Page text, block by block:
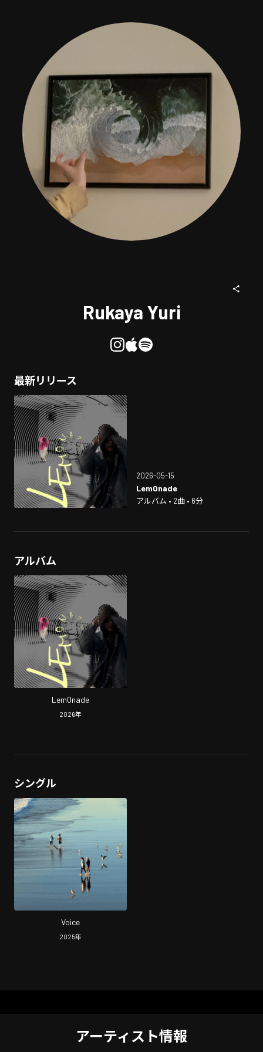
Rukaya Yuri
最新リリース
2026-05-15
Lem0nade
アルバム • 2曲 • 6分
アルバム
Lem0nade
2026年
シングル
Voice
2025年
アーティスト情報